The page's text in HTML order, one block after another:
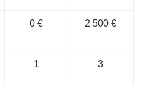
0 € 2 500 €
1 3